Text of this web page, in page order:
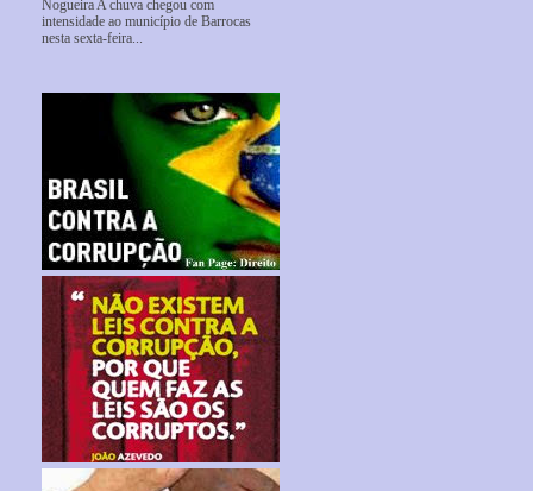
Nogueira A chuva chegou com
intensidade ao município de Barrocas
nesta sexta-feira...